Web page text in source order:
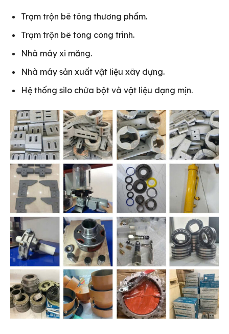
Trạm trộn bê tông thương phẩm.
Trạm trộn bê tông công trình.
Nhà máy xi măng.
Nhà máy sản xuất vật liệu xây dựng.
Hệ thống silo chứa bột và vật liệu dạng mịn.